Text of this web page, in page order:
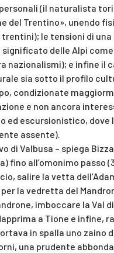
(il naturalista
del Trentino», unendo
le tensioni di
significato delle Alpi
nazionalismi); e infine il
sia sotto il profilo
condizionate
e non ancora
ed escursionistico, dove
assente).
di Valbusa – spiega
fino all’omonimo passo
salire la vetta
la vedretta del
imboccare la Val
a Tione e infine,
in spalla uno zaino
una prudente